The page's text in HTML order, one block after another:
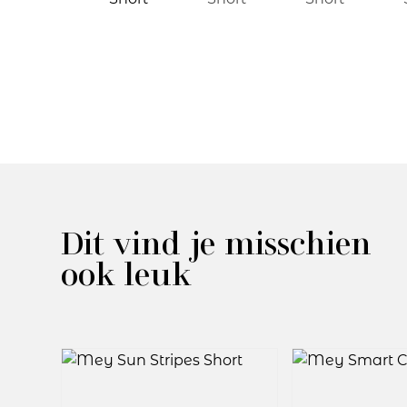
Dit vind je misschien
ook leuk